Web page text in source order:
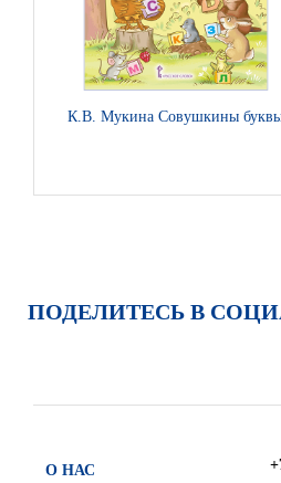
К.В. Мукина Совушкины
ПОДЕЛИТЕСЬ В
О НАС